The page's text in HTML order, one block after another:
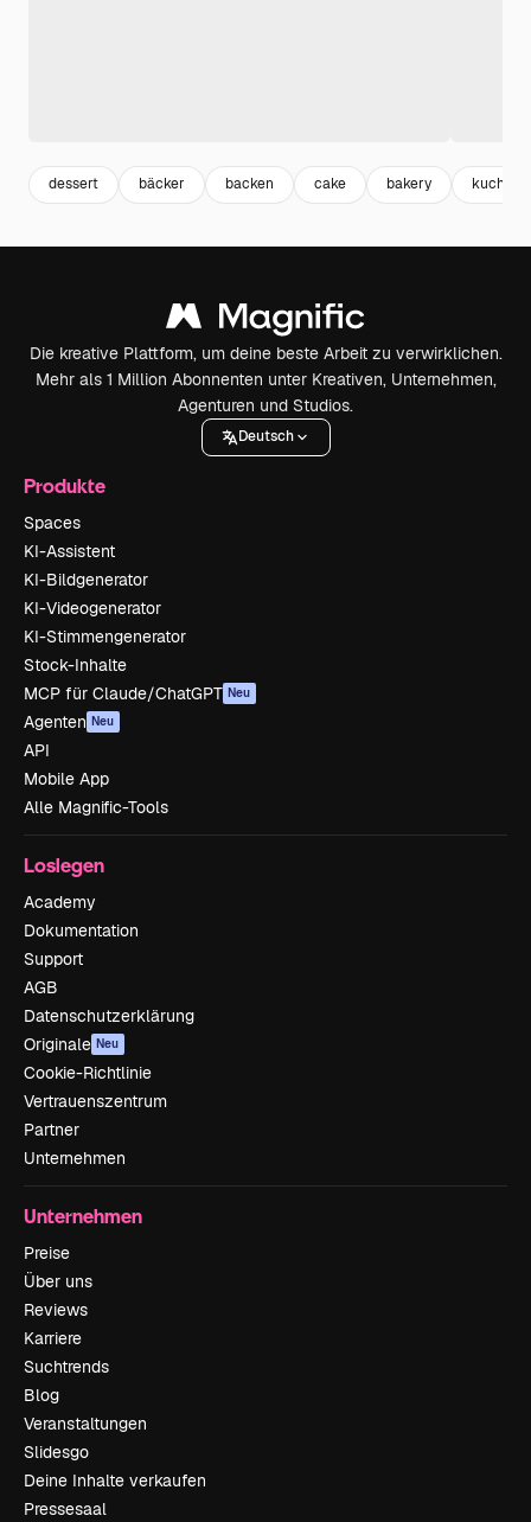
dessert bäcker backen cake bakery kuchen
Die kreative Plattform, um deine beste Arbeit zu verwirklichen.
Mehr als 1 Million Abonnenten unter Kreativen, Unternehmen,
Agenturen und Studios.
Deutsch
Produkte
Spaces
KI-Assistent
KI-Bildgenerator
KI-Videogenerator
KI-Stimmengenerator
Stock-Inhalte
MCP für Claude/ChatGPT Neu
Agenten Neu
API
Mobile App
Alle Magnific-Tools
Loslegen
Academy
Dokumentation
Support
AGB
Datenschutzerklärung
Originale Neu
Cookie-Richtlinie
Vertrauenszentrum
Partner
Unternehmen
Unternehmen
Preise
Über uns
Reviews
Karriere
Suchtrends
Blog
Veranstaltungen
Slidesgo
Deine Inhalte verkaufen
Pressesaal